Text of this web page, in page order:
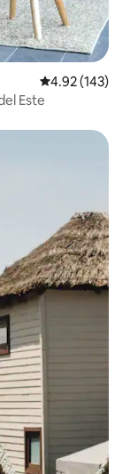
Calificación
4.92 (143)
Este